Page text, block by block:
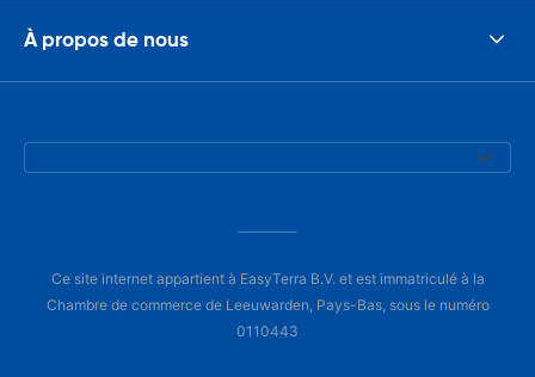
À propos de nous
Ce site internet appartient à EasyTerra B.V. et est immatriculé à la
Chambre de commerce de Leeuwarden, Pays-Bas, sous le numéro
0110443